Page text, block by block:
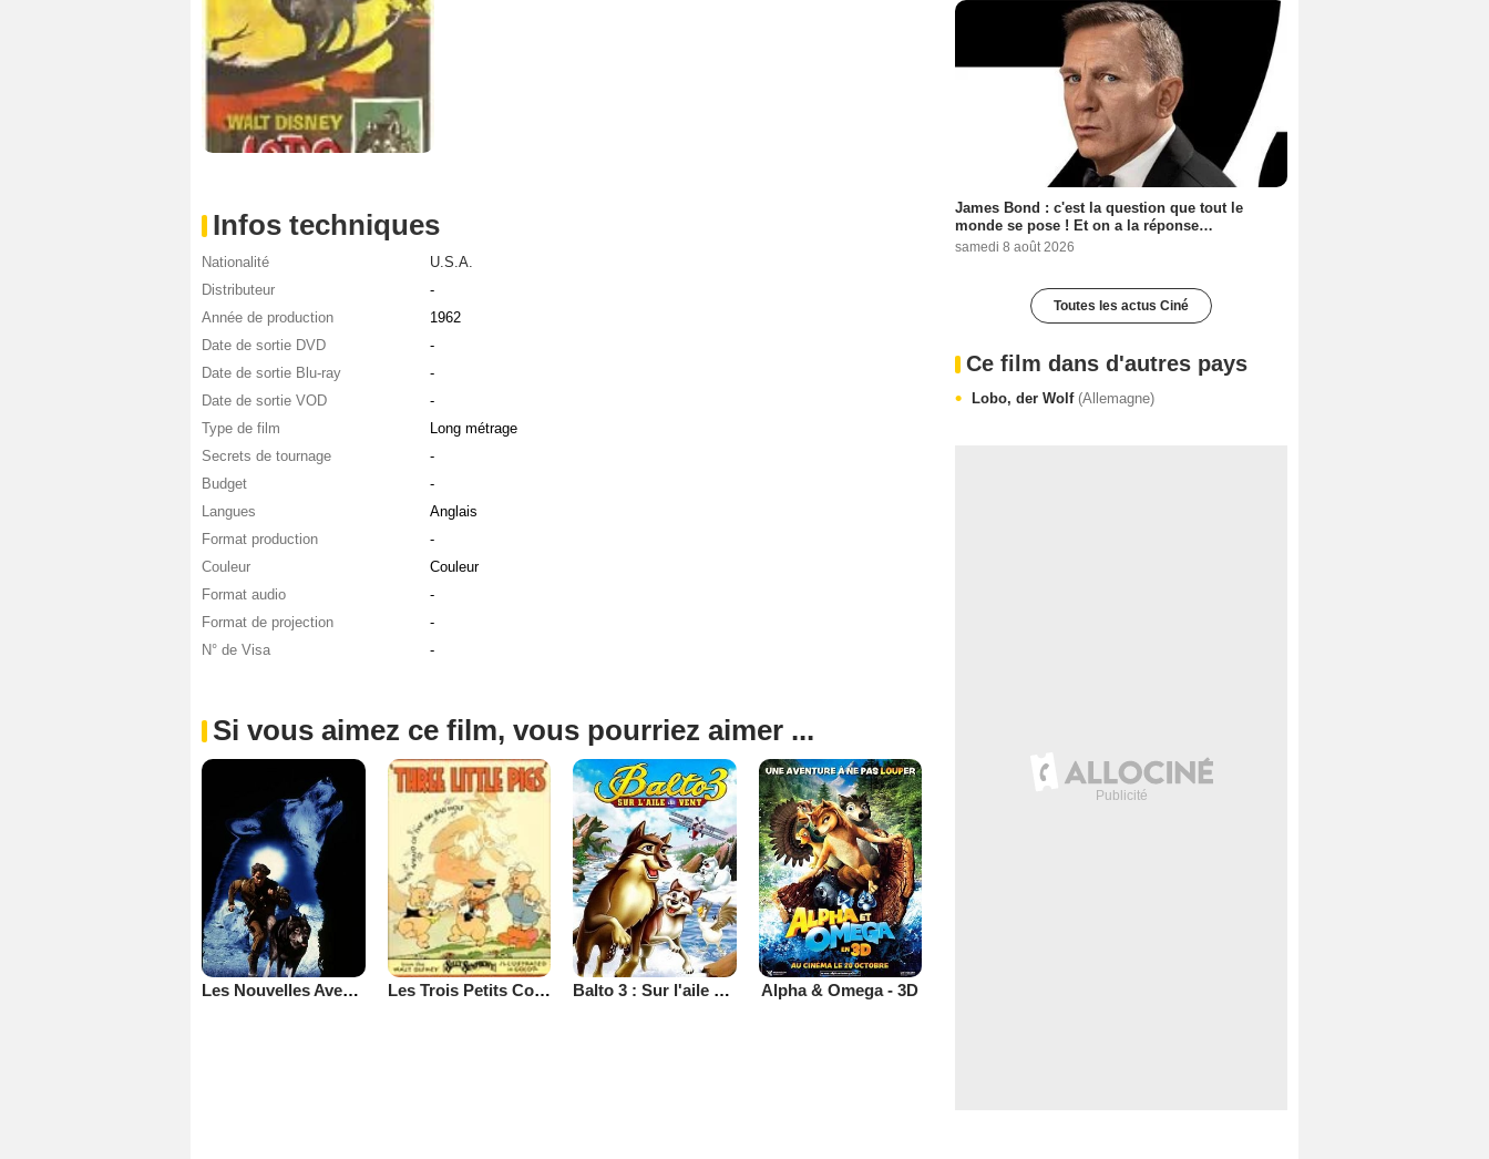
Infos techniques
Nationalité
U.S.A.
Distributeur
-
Année de production
1962
Date de sortie DVD
-
Date de sortie Blu-ray
-
Date de sortie VOD
-
Type de film
Long métrage
Secrets de tournage
-
Budget
-
Langues
Anglais
Format production
-
Couleur
Couleur
Format audio
-
Format de projection
-
N° de Visa
-
Si vous aimez ce film, vous pourriez aimer ...
Les Nouvelles Aventures de Croc-Blanc Les Trois Petits Cochons Balto 3 : Sur l'aile du vent Alpha & Omega - 3D
James Bond : c'est la question que tout le
monde se pose ! Et on a la réponse…
samedi 8 août 2026
Toutes les actus Ciné
Ce film dans d'autres pays
Lobo, der Wolf (Allemagne)